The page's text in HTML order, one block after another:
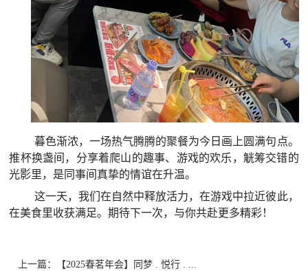
暮色渐浓，一场热气腾腾的聚餐为今日画上圆满句点。
推杯换盏间，分享着爬山的趣事、游戏的欢乐，觥筹交错的
光影里，是同事间真挚的情谊在升温。
这一天，我们在自然中释放活力，在游戏中拉近彼此，
在美食里收获满足。期待下一次，与你共赴更多精彩！
上一篇：
【2025春茗年会】同梦 . 悦行 . ...